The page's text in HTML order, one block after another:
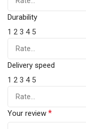
Durability
1 2 3 4 5
Delivery speed
1 2 3 4 5
Your review *